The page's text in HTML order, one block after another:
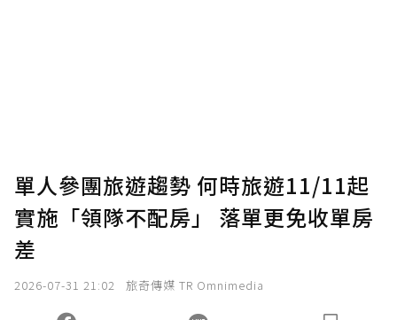
單人參團旅遊趨勢 何時旅遊11/11起
實施「領隊不配房」 落單更免收單房
差
2026-07-31 21:02 旅奇傳媒 TR Omnimedia